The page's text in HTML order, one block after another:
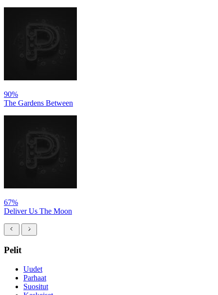
90%
The Gardens Between
67%
Deliver Us The Moon
Pelit
Uudet
Parhaat
Suositut